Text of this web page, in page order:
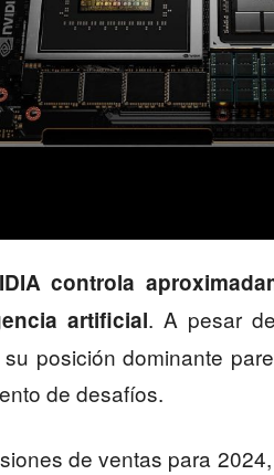
controla
artificial. A pesar
posición dominante
de desafíos.
de ventas para 2024,